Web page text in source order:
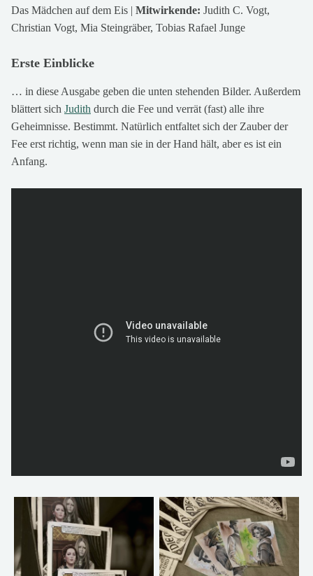
Das Mädchen auf dem Eis | Mitwirkende: Judith C. Vogt,
Christian Vogt, Mia Steingräber, Tobias Rafael Junge
Erste Einblicke
… in diese Ausgabe geben die unten stehenden Bilder. Außerdem
blättert sich Judith durch die Fee und verrät (fast) alle ihre
Geheimnisse. Bestimmt. Natürlich entfaltet sich der Zauber der
Fee erst richtig, wenn man sie in der Hand hält, aber es ist ein
Anfang.